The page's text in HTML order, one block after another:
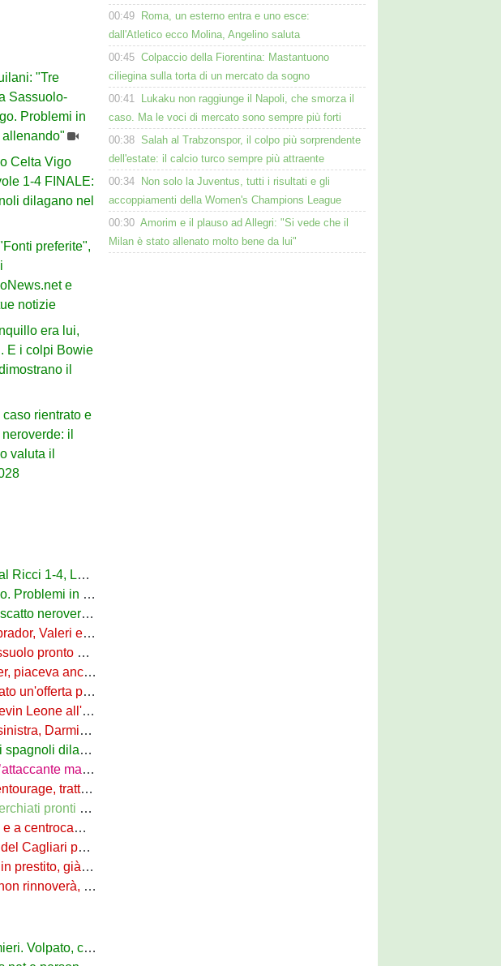
"Tre
Sassuolo-
Problemi in
Celta Vigo
1-4 FINALE:
dilagano nel
preferite",
e
notizie
era lui,
E i colpi Bowie
il
caso rientrato e
il
valuta il
espulso
non sto allenando"
e in libreria
per la difesa
in Serie D
al Sassuolo
per Pinamonti
il comunicato
a destra
nel finale
zero dal PSG
il Sassuolo in corso
fine calciomercato
alle uscite
era più alta"
campo a Rigutino
viola in agguato
caso rientrato
00:49
Roma, un esterno entra e uno esce:
dall'Atletico ecco Molina, Angelino saluta
00:45 Colpaccio della Fiorentina: Mastantuono
ciliegina sulla torta di un mercato da sogno
00:41
Lukaku non raggiunge il Napoli, che smorza il
caso. Ma le voci di mercato sono sempre più forti
00:38 Salah al Trabzonspor, il colpo più sorprendente
dell'estate: il calcio turco sempre più attraente
00:34
Non solo la Juventus, tutti i risultati e gli
accoppiamenti della Women's Champions League
00:30 Amorim e il plauso ad Allegri: "Si vede che il
Milan è stato allenato molto bene da lui"